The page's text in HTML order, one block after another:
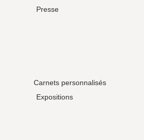
Presse
Carnets personnalisés
Expositions